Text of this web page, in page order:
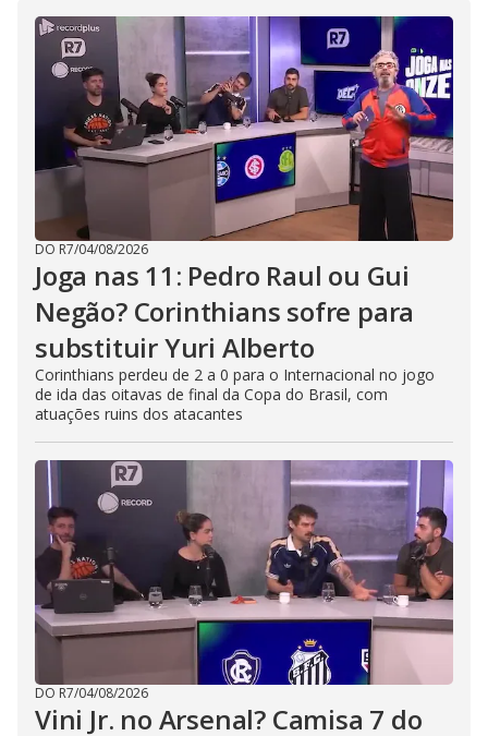
DO R7/04/08/2026
Joga nas 11: Pedro Raul ou Gui
Negão? Corinthians sofre para
substituir Yuri Alberto
Corinthians perdeu de 2 a 0 para o Internacional no jogo
de ida das oitavas de final da Copa do Brasil, com
atuações ruins dos atacantes
DO R7/04/08/2026
Vini Jr. no Arsenal? Camisa 7 do